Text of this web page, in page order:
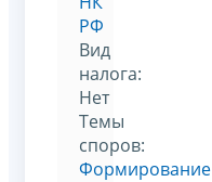
РФ
Вид
налога:
Нет
Темы
споров:
Формирование